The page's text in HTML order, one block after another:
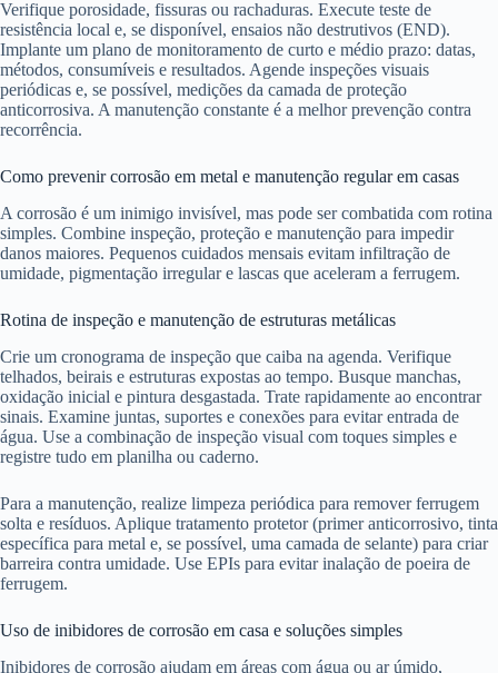
Verifique porosidade, fissuras ou rachaduras. Execute teste de
resistência local e, se disponível, ensaios não destrutivos (END).
Implante um plano de monitoramento de curto e médio prazo: datas,
métodos, consumíveis e resultados. Agende inspeções visuais
periódicas e, se possível, medições da camada de proteção
anticorrosiva. A manutenção constante é a melhor prevenção contra
recorrência.
Como prevenir corrosão em metal e manutenção regular em casas
A corrosão é um inimigo invisível, mas pode ser combatida com rotina
simples. Combine inspeção, proteção e manutenção para impedir
danos maiores. Pequenos cuidados mensais evitam infiltração de
umidade, pigmentação irregular e lascas que aceleram a ferrugem.
Rotina de inspeção e manutenção de estruturas metálicas
Crie um cronograma de inspeção que caiba na agenda. Verifique
telhados, beirais e estruturas expostas ao tempo. Busque manchas,
oxidação inicial e pintura desgastada. Trate rapidamente ao encontrar
sinais. Examine juntas, suportes e conexões para evitar entrada de
água. Use a combinação de inspeção visual com toques simples e
registre tudo em planilha ou caderno.
Para a manutenção, realize limpeza periódica para remover ferrugem
solta e resíduos. Aplique tratamento protetor (primer anticorrosivo, tinta
específica para metal e, se possível, uma camada de selante) para criar
barreira contra umidade. Use EPIs para evitar inalação de poeira de
ferrugem.
Uso de inibidores de corrosão em casa e soluções simples
Inibidores de corrosão ajudam em áreas com água ou ar úmido,